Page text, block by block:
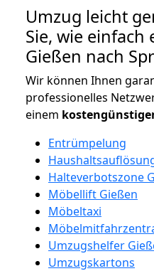
Umzug leicht
Sie, wie einfach
Gießen nach
Wir können Ihnen
professionelles
einem
Entrümpelung
Halteverbotszone
Möbellift Gießen
Möbeltaxi
Umzugshelfer
Umzugskartons